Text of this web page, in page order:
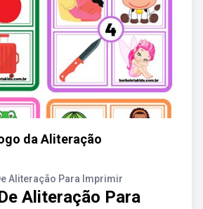
da Aliteração
Aliteração Para Imprimir
Aliteração Para